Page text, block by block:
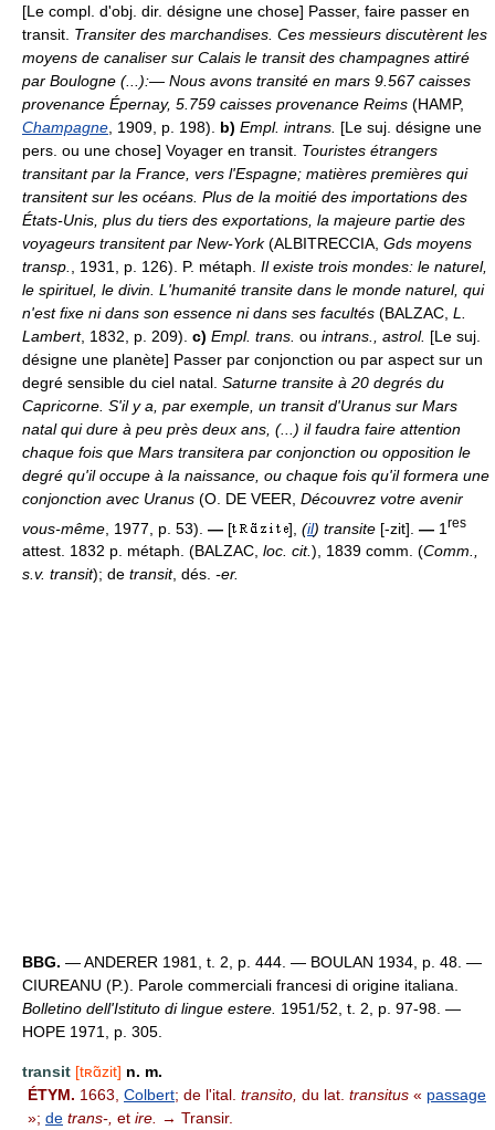
[Le compl. d'obj. dir. désigne une chose] Passer, faire passer en
transit. Transiter des marchandises. Ces messieurs discutèrent les
moyens de canaliser sur Calais le transit des champagnes attiré
par Boulogne (...):— Nous avons transité en mars 9.567 caisses
provenance Épernay, 5.759 caisses provenance Reims (HAMP,
Champagne , 1909, p. 198). b) Empl. intrans. [Le suj. désigne une
pers. ou une chose] Voyager en transit. Touristes étrangers
transitant par la France, vers l'Espagne; matières premières qui
transitent sur les océans. Plus de la moitié des importations des
États-Unis, plus du tiers des exportations, la majeure partie des
voyageurs transitent par New-York(ALBITRECCIA, Gds moyens
transp.
, 1931, p. 126). P. métaph. Il existe trois mondes: le naturel,
le spirituel, le divin. L'humanité transite dans le monde naturel, qui
n'est fixe ni dans son essence ni dans ses facultés (BALZAC, L.
Lambert, 1832, p. 209). c) Empl. trans. ou intrans., astrol. [Le suj.
désigne une planète] Passer par conjonction ou par aspect sur un
degré sensible du ciel natal. Saturne transite à 20 degrés du
Capricorne. S'il y a, par exemple, un transit d'Uranus sur Mars
natal qui dure à peu près deux ans, (...) il faudra faire attention
chaque fois que Mars transitera par conjonction ou opposition le
degré qu'il occupe à la naissance, ou chaque fois qu'il formera une
conjonction avec Uranus (O. DE VEER, Découvrez votre avenir
vous-même , 1977, p. 53). — [ ], (il) transite [-zit]. — 1 res
attest. 1832 p. métaph. (BALZAC, loc. cit.), 1839 comm. (Comm.,
s.v. transit); de transit, dés. -er.
BBG. — ANDERER 1981, t. 2, p. 444. — BOULAN 1934, p. 48. —
CIUREANU (P.). Parole commerciali francesi di origine italiana.
Bolletino dell'Istituto di lingue estere. 1951/52, t. 2, p. 97-98. —
HOPE 1971, p. 305.
transit [tʀɑ̃zit] n. m.
ÉTYM. 1663, Colbert; de l'ital. transito, du lat. transitus « passage
»; de trans-, et ire. → Transir.